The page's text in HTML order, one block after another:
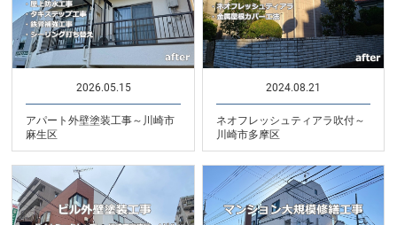
2026.05.15
アパート外壁塗装工事～川崎市
麻生区
2024.08.21
ネオフレッシュティアラ吹付～
川崎市多摩区